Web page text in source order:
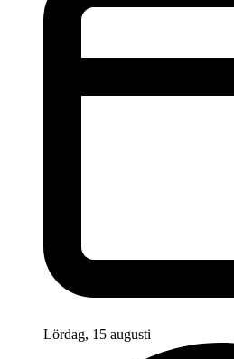
Lördag, 15 augusti